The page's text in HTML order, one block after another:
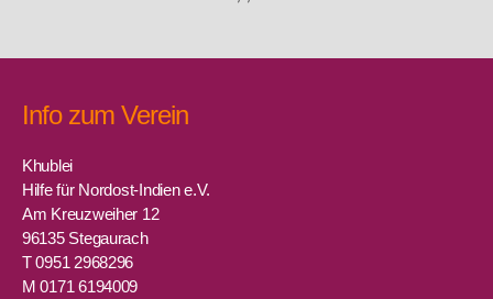
Info zum Verein
Khublei
Hilfe für Nordost-Indien e.V.
Am Kreuzweiher 12
96135 Stegaurach
T 0951 2968296
M 0171 6194009